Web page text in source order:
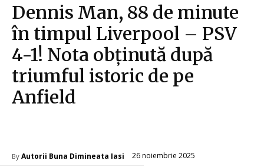
Dennis Man, 88 de minute
în timpul Liverpool – PSV
4-1! Nota obținută după
triumful istoric de pe
Anfield
By Autorii Buna Dimineata Iasi 26 noiembrie 2025